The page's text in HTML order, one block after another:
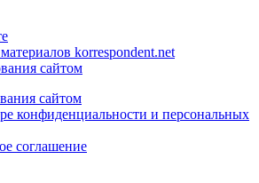
korrespondent.net
сайтом
сайтом
конфиденциальности и персональных
соглашение